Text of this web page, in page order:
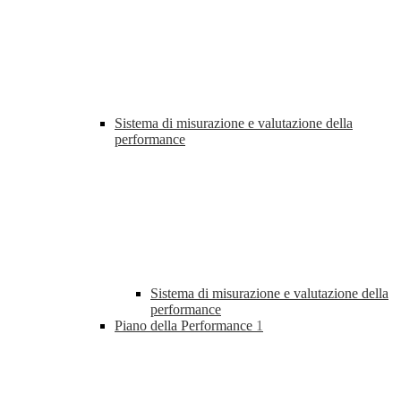
Sistema di misurazione e valutazione della
performance
Sistema di misurazione e valutazione della
performance
Piano della Performance 1